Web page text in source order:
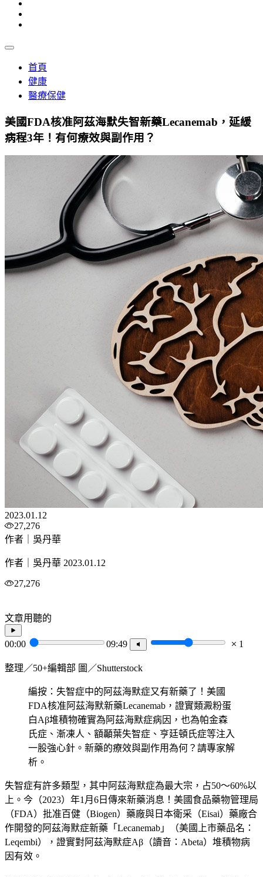
首頁
健康
醫療保健
美國FDA核准阿茲海默失智新藥Lecanemab，延緩
病程3年！有何療效與副作用？
2023.01.12
27,276
作者｜吳丹華
作者｜吳丹華 2023.01.12
27,276
文章用聽的
00:00 09:49 1
整理／50+編輯部 圖／Shutterstock
編按：失智症中的阿茲海默症又有新藥了！美國
FDA核准阿茲海默新藥Lecanemab，證實類澱粉蛋
白Aβ堆積物確實為阿茲海默症病因，也為帕金森
氏症、漸凍人、額顳葉失智症、亨廷頓氏症等注入
一股強心針。新藥的療效與副作用為何？請專家解
析。
失智症有許多類型，其中阿茲海默症為最大宗，占50～60%以
上。今（2023）年1月6日傳來新藥消息！美國食品藥物管理局
（FDA）批准百健（Biogen）藥廠與日本衛采（Eisai）藥廠合
作開發的阿茲海默症新藥「Lecanemab」（美國上市藥品名：
Leqembi），證實對阿茲海默症Aβ（讀音：Abeta）堆積物病
因有效。